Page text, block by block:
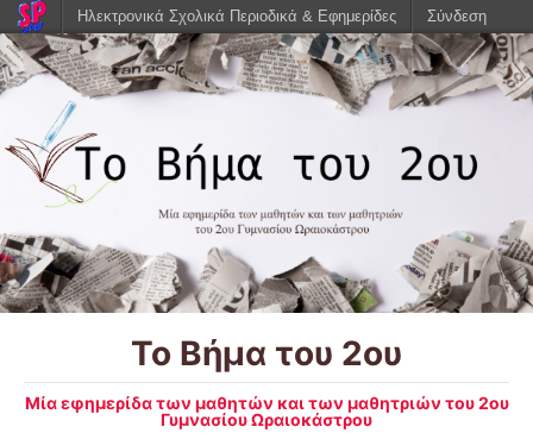
Το Βήμα του 2ου
Μία εφημερίδα των μαθητών και των μαθητριών του 2ου
Γυμνασίου Ωραιοκάστρου
Ηλεκτρονικά Σχολικά Περιοδικά & Εφημερίδες Σύνδεση